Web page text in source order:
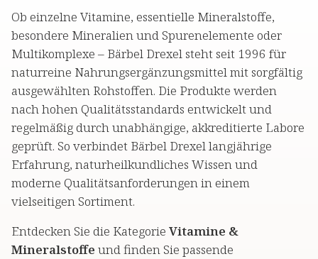
Ob einzelne Vitamine, essentielle Mineralstoffe,
besondere Mineralien und Spurenelemente oder
Multikomplexe – Bärbel Drexel steht seit 1996 für
naturreine Nahrungsergänzungsmittel mit sorgfältig
ausgewählten Rohstoffen. Die Produkte werden
nach hohen Qualitätsstandards entwickelt und
regelmäßig durch unabhängige, akkreditierte Labore
geprüft. So verbindet Bärbel Drexel langjährige
Erfahrung, naturheilkundliches Wissen und
moderne Qualitätsanforderungen in einem
vielseitigen Sortiment.
Entdecken Sie die Kategorie Vitamine &
Mineralstoffe und finden Sie passende